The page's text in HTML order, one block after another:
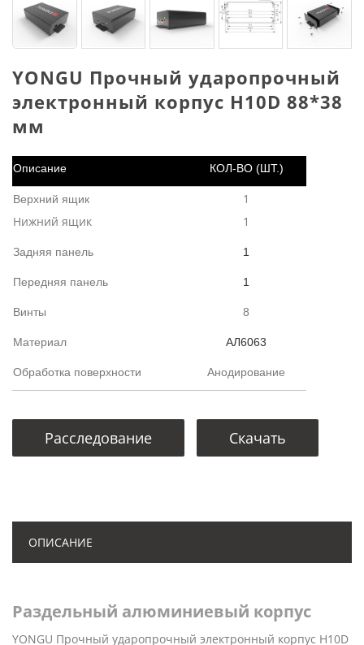
YONGU Прочный ударопрочный
электронный корпус H10D 88*38
мм
Описание КОЛ-ВО (ШТ.)
Верхний ящик
Нижний ящик
1
1
Задняя панель 1
Передняя панель 1
Винты 8
Материал АЛ6063
Обработка поверхности Анодирование
Расследование Скачать
ОПИСАНИЕ
Раздельный алюминиевый корпус
YONGU Прочный ударопрочный электронный корпус H10D